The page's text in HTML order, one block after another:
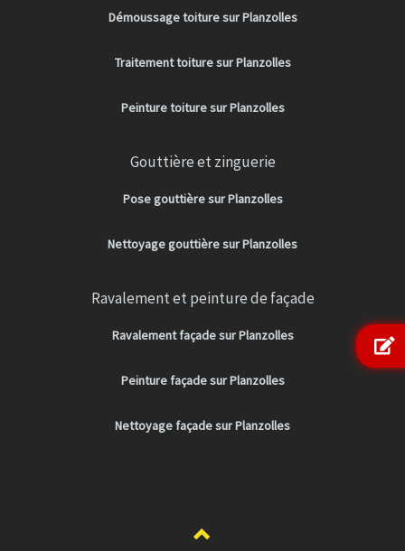
Démoussage toiture sur Planzolles
Traitement toiture sur Planzolles
Peinture toiture sur Planzolles
Gouttière et zinguerie
Pose gouttière sur Planzolles
Nettoyage gouttière sur Planzolles
Ravalement et peinture de façade
Ravalement façade sur Planzolles
Peinture façade sur Planzolles
Nettoyage façade sur Planzolles